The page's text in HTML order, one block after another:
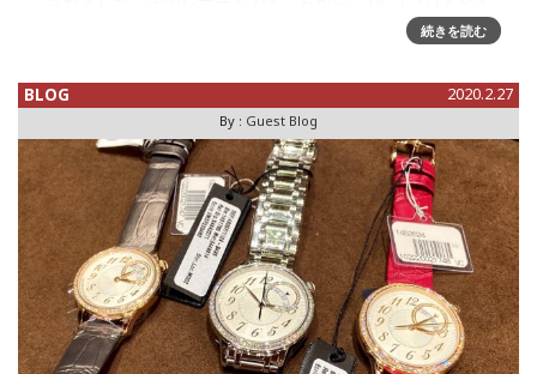
プ） 、1B （前回の製品版・飛田さん 続きを読む
BLOG 2020.2.27
By : Guest Blog